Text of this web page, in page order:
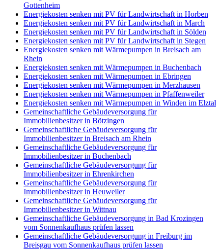
Gottenheim
Energiekosten senken mit PV für Landwirtschaft in Horben
Energiekosten senken mit PV für Landwirtschaft in March
Energiekosten senken mit PV für Landwirtschaft in Sölden
Energiekosten senken mit PV für Landwirtschaft in Stegen
Energiekosten senken mit Wärmepumpen in Breisach am
Rhein
Energiekosten senken mit Wärmepumpen in Buchenbach
Energiekosten senken mit Wärmepumpen in Ebringen
Energiekosten senken mit Wärmepumpen in Merzhausen
Energiekosten senken mit Wärmepumpen in Pfaffenweiler
Energiekosten senken mit Wärmepumpen in Winden im Elztal
Gemeinschaftliche Gebäudeversorgung für
Immobilienbesitzer in Bötzingen
Gemeinschaftliche Gebäudeversorgung für
Immobilienbesitzer in Breisach am Rhein
Gemeinschaftliche Gebäudeversorgung für
Immobilienbesitzer in Buchenbach
Gemeinschaftliche Gebäudeversorgung für
Immobilienbesitzer in Ehrenkirchen
Gemeinschaftliche Gebäudeversorgung für
Immobilienbesitzer in Heuweiler
Gemeinschaftliche Gebäudeversorgung für
Immobilienbesitzer in Wittnau
Gemeinschaftliche Gebäudeversorgung in Bad Krozingen
vom Sonnenkaufhaus prüfen lassen
Gemeinschaftliche Gebäudeversorgung in Freiburg im
Breisgau vom Sonnenkaufhaus prüfen lassen